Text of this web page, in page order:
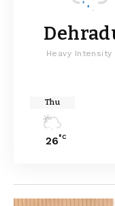
Heavy Intensity
Thu
26°C